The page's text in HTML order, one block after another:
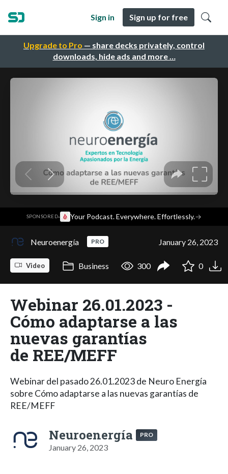
Upgrade to Pro — share decks privately, control
downloads, hide ads and more …
Sign in Sign up for free
SPONSORED· Your Podcast. Everywhere. Effortlessly.→
Neuroenergía PRO January 26, 2023
Video Business 300 0
Webinar 26.01.2023 -
Cómo adaptarse a las
nuevas garantías
de REE/MEFF
Webinar del pasado 26.01.2023 de Neuro Energía
sobre Cómo adaptarse a las nuevas garantías de
REE/MEFF
Neuroenergía PRO
January 26, 2023